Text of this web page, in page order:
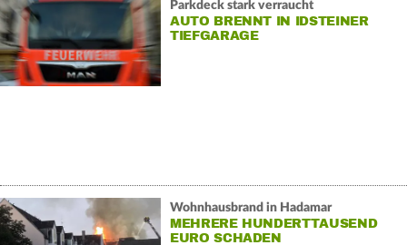
Parkdeck stark verraucht
AUTO BRENNT IN IDSTEINER
TIEFGARAGE
Wohnhausbrand in Hadamar
MEHRERE HUNDERTTAUSEND
EURO SCHADEN